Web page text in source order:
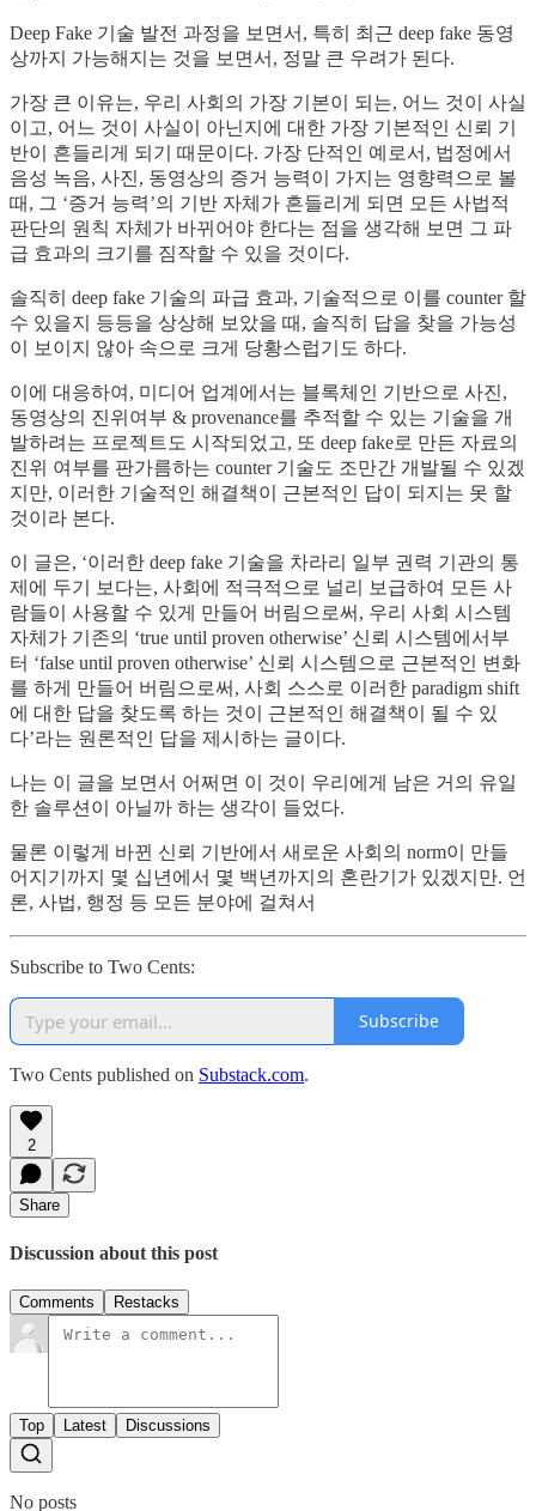
Deep Fake 기술 발전 과정을 보면서, 특히 최근 deep fake 동영
상까지 가능해지는 것을 보면서, 정말 큰 우려가 된다.
가장 큰 이유는, 우리 사회의 가장 기본이 되는, 어느 것이 사실
이고, 어느 것이 사실이 아닌지에 대한 가장 기본적인 신뢰 기
반이 흔들리게 되기 때문이다. 가장 단적인 예로서, 법정에서
음성 녹음, 사진, 동영상의 증거 능력이 가지는 영향력으로 볼
때, 그 ‘증거 능력’의 기반 자체가 흔들리게 되면 모든 사법적
판단의 원칙 자체가 바뀌어야 한다는 점을 생각해 보면 그 파
급 효과의 크기를 짐작할 수 있을 것이다.
솔직히 deep fake 기술의 파급 효과, 기술적으로 이를 counter 할
수 있을지 등등을 상상해 보았을 때, 솔직히 답을 찾을 가능성
이 보이지 않아 속으로 크게 당황스럽기도 하다.
이에 대응하여, 미디어 업계에서는 블록체인 기반으로 사진,
동영상의 진위여부 & provenance를 추적할 수 있는 기술을 개
발하려는 프로젝트도 시작되었고, 또 deep fake로 만든 자료의
진위 여부를 판가름하는 counter 기술도 조만간 개발될 수 있겠
지만, 이러한 기술적인 해결책이 근본적인 답이 되지는 못 할
것이라 본다.
이 글은, ‘이러한 deep fake 기술을 차라리 일부 권력 기관의 통
제에 두기 보다는, 사회에 적극적으로 널리 보급하여 모든 사
람들이 사용할 수 있게 만들어 버림으로써, 우리 사회 시스템
자체가 기존의 ‘true until proven otherwise’ 신뢰 시스템에서부
터 ‘false until proven otherwise’ 신뢰 시스템으로 근본적인 변화
를 하게 만들어 버림으로써, 사회 스스로 이러한 paradigm shift
에 대한 답을 찾도록 하는 것이 근본적인 해결책이 될 수 있
다’라는 원론적인 답을 제시하는 글이다.
나는 이 글을 보면서 어쩌면 이 것이 우리에게 남은 거의 유일
한 솔루션이 아닐까 하는 생각이 들었다.
물론 이렇게 바뀐 신뢰 기반에서 새로운 사회의 norm이 만들
어지기까지 몇 십년에서 몇 백년까지의 혼란기가 있겠지만. 언
론, 사법, 행정 등 모든 분야에 걸쳐서
Subscribe to Two Cents:
Subscribe
Two Cents published on Substack.com.
2
Share
Discussion about this post
Comments Restacks
Top Latest Discussions
No posts